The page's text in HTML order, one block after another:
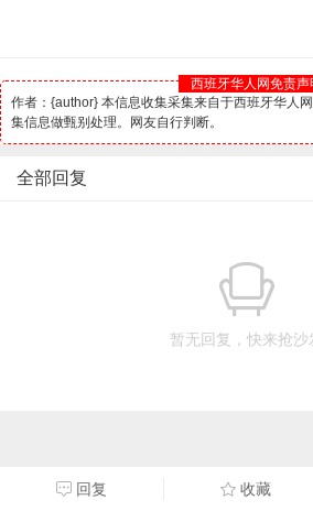
西班牙华人网免责声
作者：{author} 本信息收集采集来自于西班牙华人
集信息做甄别处理。网友自行判断。
全部回复
暂无回复，快来抢沙
回复 收藏